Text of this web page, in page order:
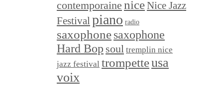
contemporaine niceNice Jazz
Festivalpiano radio
saxophonesaxophone
Hard Bop soul tremplin nice
jazz festival trompetteusa
voix